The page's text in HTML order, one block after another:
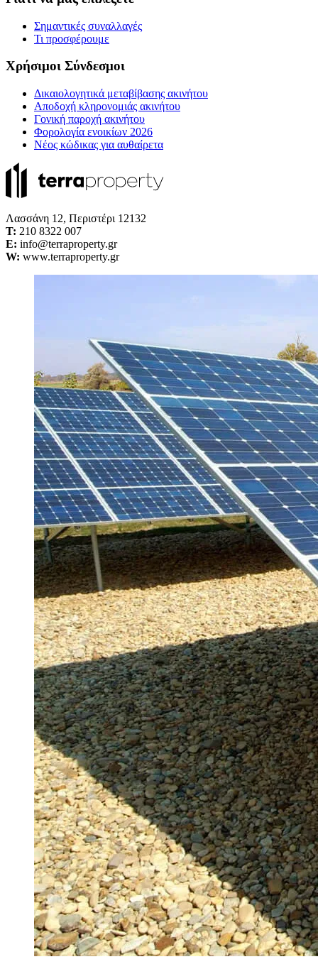
Σημαντικές συναλλαγές
Τι προσφέρουμε
Χρήσιμοι Σύνδεσμοι
Δικαιολογητικά μεταβίβασης ακινήτου
Αποδοχή κληρονομιάς ακινήτου
Γονική παροχή ακινήτου
Φορολογία ενοικίων 2026
Νέος κώδικας για αυθαίρετα
Λασσάνη 12, Περιστέρι 12132
Τ: 210 8322 007
E: info@terraproperty.gr
W: www.terraproperty.gr